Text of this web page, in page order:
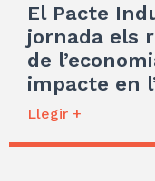
El Pacte
jornada els
de
impacte en
Llegir +